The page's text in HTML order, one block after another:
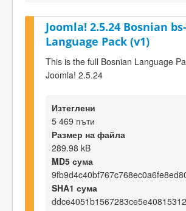
Joomla! 2.5.24 Bosnian
Language Pack (v1)
This is the full Bosnian Language
Joomla! 2.5.24
Изтеглени
5 469 пъти
Размер на файла
289.98 kB
MD5 сума
SHA1 сума